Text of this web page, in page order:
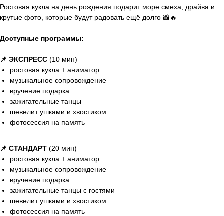
Ростовая кукла на день рождения подарит море смеха, драйва и
крутые фото, которые будут радовать ещё долго 📸🔥
Доступные программы:
📌 ЭКСПРЕСС (10 мин)
ростовая кукла + аниматор
музыкальное сопровождение
вручение подарка
зажигательные танцы
шевелит ушками и хвостиком
фотосессия на память
📌 СТАНДАРТ (20 мин)
ростовая кукла + аниматор
музыкальное сопровождение
вручение подарка
зажигательные танцы с гостями
шевелит ушками и хвостиком
фотосессия на память